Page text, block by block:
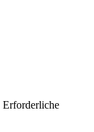
Erforderliche